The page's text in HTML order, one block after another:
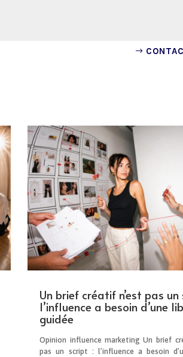
Un brief créatif n’est pas un
l’influence a besoin d’une
guidée
Opinion influence marketing Un brief
pas un script : l’influence a besoin